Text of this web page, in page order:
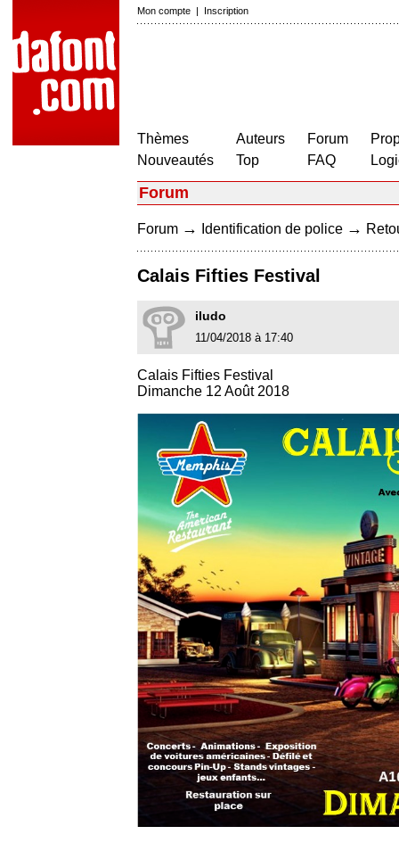
Mon compte | Inscription
Thèmes
Nouveautés
Auteurs
Top
Forum
FAQ
Forum
Forum → Identification de police →
Calais Fifties Festival
iludo
11/04/2018 à 17:40
Calais Fifties Festival
Dimanche 12 Août 2018